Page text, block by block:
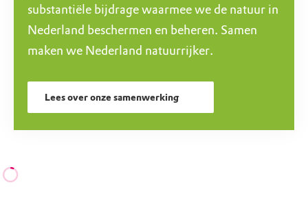
substantiële bijdrage waarmee we de natuur in
Nederland beschermen en beheren. Samen
maken we Nederland natuurrijker.
Lees over onze samenwerking